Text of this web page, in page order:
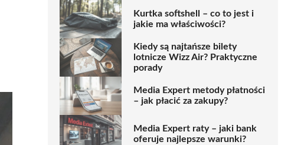
Kurtka softshell – co to jest i
jakie ma właściwości?
Kiedy są najtańsze bilety
lotnicze Wizz Air? Praktyczne
porady
Media Expert metody płatności
– jak płacić za zakupy?
Media Expert raty – jaki bank
oferuje najlepsze warunki?